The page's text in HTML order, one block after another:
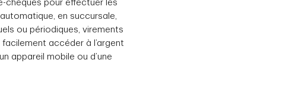
chèques pour effectuer les
en succursale,
ou périodiques, virements
facilement accéder à l’argent
appareil mobile ou d’une